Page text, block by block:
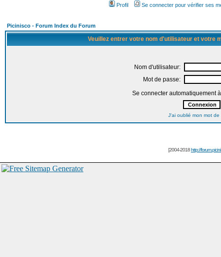
Profil
Se connecter pour vérifier ses
Picinisco - Forum Index du Forum
Veuillez entrer votre nom d'utilisateur et votre
Nom d'utilisateur:
Mot de passe:
Se connecter automatiquement
J'ai oublié mon mot de
[2004-2018http://